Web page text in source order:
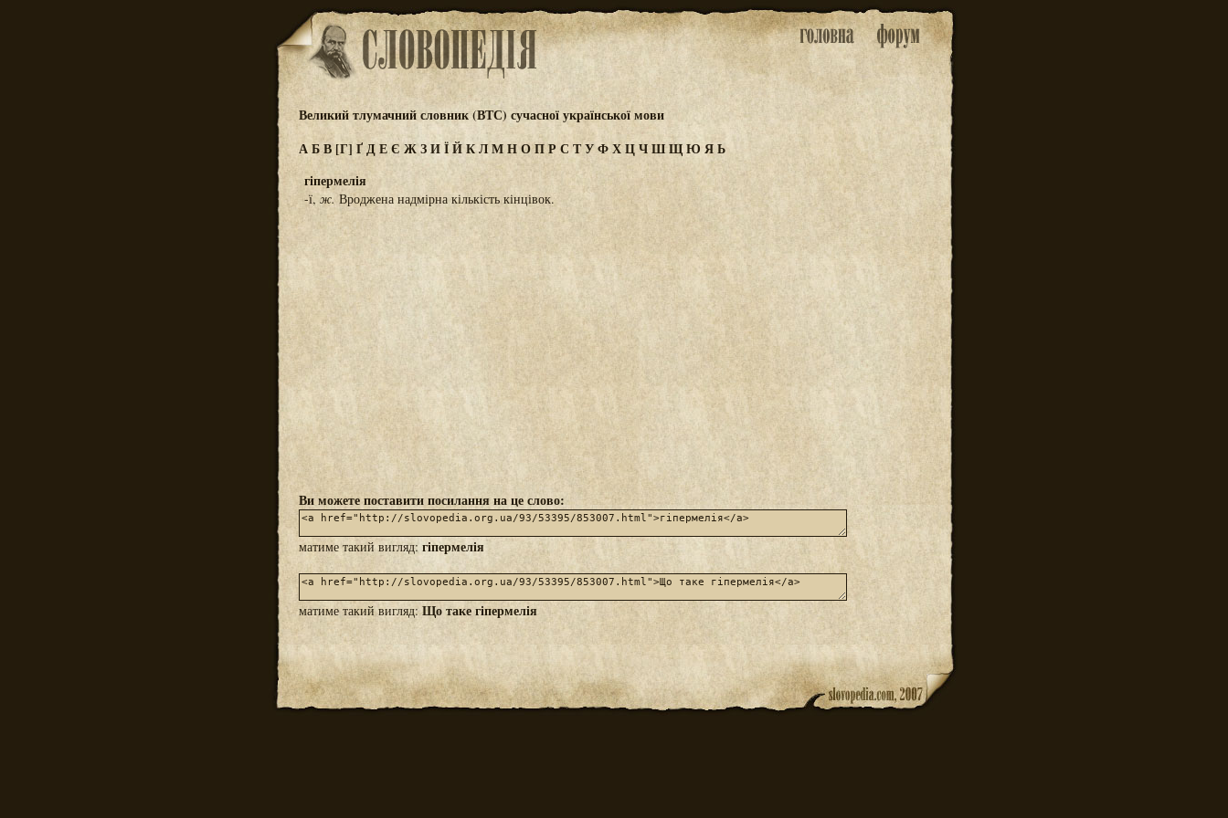
Великий тлумачний словник (ВТС) сучасної української мови
АБВ[Г] ҐДЕЄ ЖЗИЇЙКЛМНОПРС ТУФХЦЧШЩЮ ЯЬ
гіпермелія
-ї, ж. Вроджена надмірна кількість кінцівок.
Ви можете поставити посилання на це слово:
матиме такий вигляд: гіпермелія
матиме такий вигляд:Що таке гіпермелія